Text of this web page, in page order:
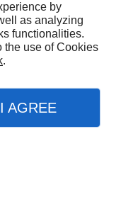
by
as analyzing
functionalities.
the use of Cookies
.
I AGREE